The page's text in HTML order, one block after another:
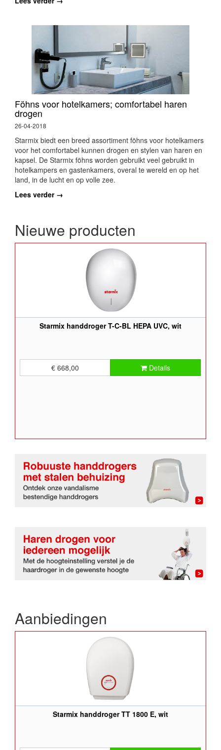
Föhns voor hotelkamers; comfortabel haren
drogen
26-04-2018
Starmix biedt een breed assortiment föhns voor hotelkamers
voor het comfortabel kunnen drogen en stylen van haren en
kapsel. De Starmix föhns worden gebruikt veel gebruikt in
hotelkampers en gastenkamers, overal te wereld en op het
land, in de lucht en op volle zee.
Lees verder →
Nieuwe producten
Starmix handdroger T-C-BL HEPA UVC, wit
€ 668,00 Details
Aanbiedingen
Starmix handdroger TT 1800 E, wit